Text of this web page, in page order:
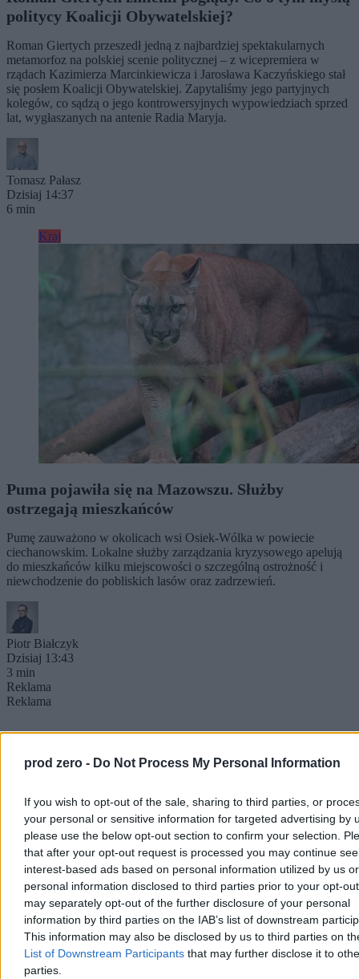
prod zero - Do Not Process My Personal Information
If you wish to opt-out of the sale, sharing to third parties, or
your personal or sensitive information for targeted advertising by
please use the below opt-out section to confirm your selection.
that after your opt-out request is processed you may continue
interest-based ads based on personal information utilized by us or
personal information disclosed to third parties prior to your opt-
may separately opt-out of the further disclosure of your personal
information by third parties on the IAB’s list of downstream
This information may also be disclosed by us to third parties on
List of Downstream Participants that may further disclose it to
parties.
politycy Koalicji Obywatelskiej?
Roman Giertych przeszedł jedną z najbardziej spektakularnych
metamorfoz na polskiej scenie politycznej – z wicepremiera w
rządach Kazimierza Marcinkiewicza i Jarosława Kaczyńskiego stał
się posłem Koalicji Obywatelskiej. Zapytaliśmy jego partyjnych
kolegów, co sądzą o jego kontrowersyjnych wypowiedziach sprzed
lat, wygłaszanych na antenie Radia Maryja.
Tomasz Pałasz
Dzisiaj 14:37
6 min
Kraj
Puma pojawiła się na Mazowszu. Służby
ostrzegają mieszkańców
Pumę zauważono w okolicach wsi Osiek-Wólka w powiecie
ciechanowskim. Lokalne służby zarządzania kryzysowego apelują
do mieszkańców kilku miejscowości o szczególną ostrożność i
niewchodzenie do pobliskich lasów oraz zadrzewień.
Piotr Białczyk
Dzisiaj 13:43
3 min
Reklama
Reklama
Kraj